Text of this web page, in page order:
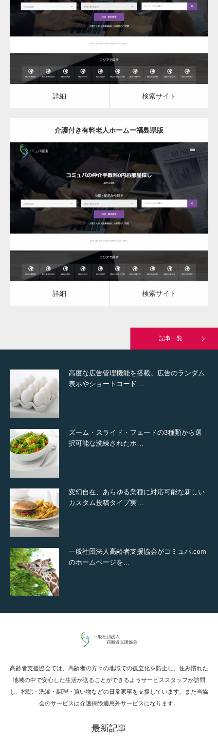
介護付き有料老人ホーム
詳細 検索サイト
詳細 検索サイト
介護付き有料老人ホームー福島県版
更新日： 2023.03.08
介護付き有料老人ホーム
詳細 検索サイト
詳細 検索サイト
記事一覧
変幻自在、あらゆる業種に対応可能な新しい
カスタム投稿タイプ実…
一般社団法人高齢者支援協会がコミュパ.com
通常投稿
Hello world!
高度な広告管理機能を搭載。広告のランダム
表示やショートコード…
ズーム・スライド・フェードの3種類から選
択可能な洗練されたホ…
変幻自在、あらゆる業種に対応可能な新しい
カスタム投稿タイプ実…
一般社団法人高齢者支援協会がコミュパ.com
のホームページを…
通常投稿
Hello world!
究極的に実用性を重視した「フッターバー」
高齢者支援協会では、高齢者の方々の地域での孤立化を防止し、住み慣れた
地域の中で安心した生活が送ることができるようサービススタッフが訪問
し、掃除・洗濯・調理・買い物などの日常家事を支援しています。また当協
会のサービスは介護保険適用外サービスになります。
最新記事